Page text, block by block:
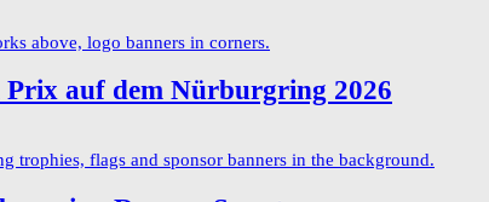
auf dem Nürburgring 2026